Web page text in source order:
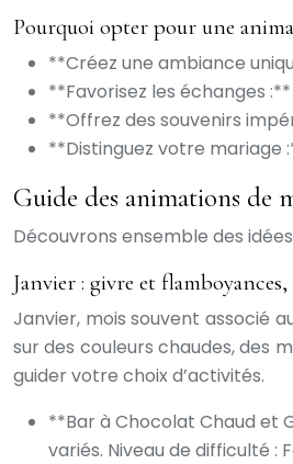
Pourquoi opter pour une
**Créez une ambiance
**Favorisez les échanges
**Offrez des souvenirs
**Distinguez votre mariage
Guide des animations de
Découvrons ensemble des
Janvier : givre et
Janvier, mois souvent associé
sur des couleurs chaudes, des
guider votre choix d’activités.
**Bar à Chocolat Chaud et
variés. Niveau de difficulté :